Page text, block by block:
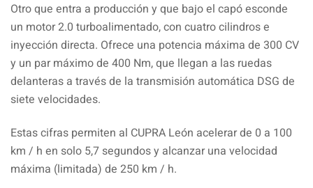
Otro que entra a producción y que bajo el capó esconde
un motor 2.0 turboalimentado, con cuatro cilindros e
inyección directa. Ofrece una potencia máxima de 300 CV
y un par máximo de 400 Nm, que llegan a las ruedas
delanteras a través de la transmisión automática DSG de
siete velocidades.
Estas cifras permiten al CUPRA León acelerar de 0 a 100
km / h en solo 5,7 segundos y alcanzar una velocidad
máxima (limitada) de 250 km / h.